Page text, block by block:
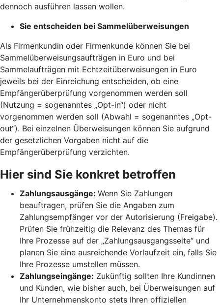
dennoch ausführen lassen wollen.
Sie entscheiden bei Sammelüberweisungen
Als Firmenkundin oder Firmenkunde können Sie bei
Sammelüberweisungsaufträgen in Euro und bei
Sammelaufträgen mit Echtzeitüberweisungen in Euro
jeweils bei der Einreichung entscheiden, ob eine
Empfängerüberprüfung vorgenommen werden soll
(Nutzung = sogenanntes „Opt-in“) oder nicht
vorgenommen werden soll (Abwahl = sogenanntes „Opt-
out“). Bei einzelnen Überweisungen können Sie aufgrund
der gesetzlichen Vorgaben nicht auf die
Empfängerüberprüfung verzichten.
Hier sind Sie konkret betroffen
Zahlungsausgänge: Wenn Sie Zahlungen
beauftragen, prüfen Sie die Angaben zum
Zahlungsempfänger vor der Autorisierung (Freigabe).
Prüfen Sie frühzeitig die Relevanz des Themas für
Ihre Prozesse auf der „Zahlungsausgangsseite“ und
planen Sie eine ausreichende Vorlaufzeit ein, falls Sie
Ihre Prozesse umstellen müssen.
Zahlungseingänge: Zukünftig sollten Ihre Kundinnen
und Kunden, wie bisher auch, bei Überweisungen auf
Ihr Unternehmenskonto stets Ihren offiziellen